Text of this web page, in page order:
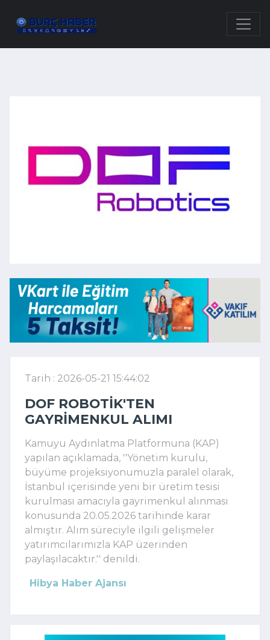
Tarih : 2026-05-21 15:44:02
DOF ROBOTIK'TEN
GAYRIMENKUL ALIMI
Kamuyu Aydınlatma Platformuna (KAP)
yapılan açıklamada, ''Yönetim kurulu,
büyüme projeksiyonumuzla paralel olarak,
İstanbul içerisinde yeni bir üretim tesisi
kurulması amacıyla gayrimenkul alınması
konusunda 20.05.2026 tarihinde karar
almıştır. Alım süreciyle ilgili gelişmeler
yatırımcılarımızla KAP üzerinden
paylaşılacaktır.'' denildi.
Hibya Haber Ajansı